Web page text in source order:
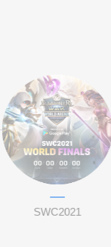
SWC2021